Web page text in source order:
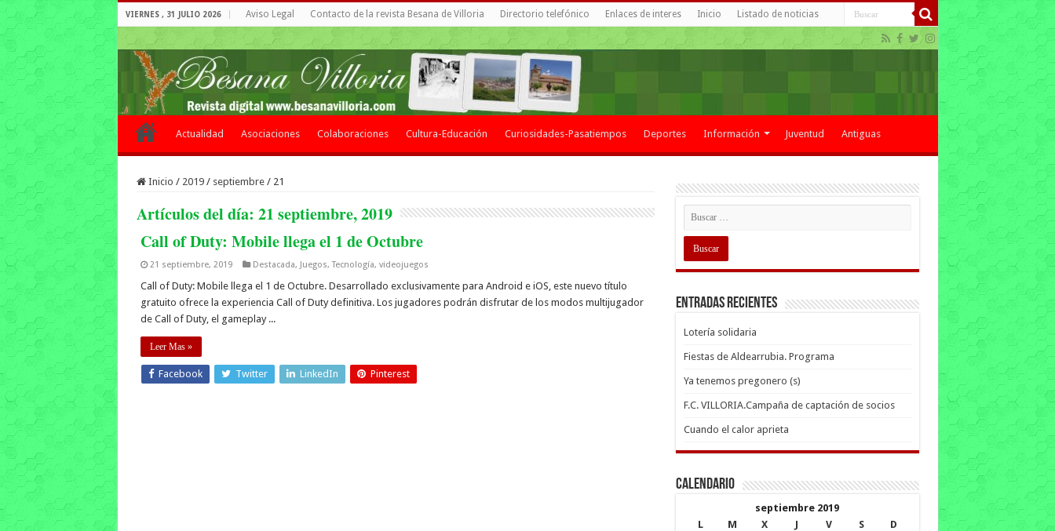
VIERNES , 31 JULIO 2026 Aviso Legal Contacto de la revista Besana de Villoria Directorio telefónico Enlaces de interes Inicio Listado de noticias
Actualidad Asociaciones Colaboraciones Cultura-Educación Curiosidades-Pasatiempos Deportes Información Juventud Antiguas
Inicio / 2019 / septiembre / 21
Artículos del día: 21 septiembre, 2019
Call of Duty: Mobile llega el 1 de Octubre
21 septiembre, 2019 Destacada, Juegos,Tecnología, videojuegos
Call of Duty: Mobile llega el 1 de Octubre. Desarrollado exclusivamente para Android e iOS, este nuevo título
gratuito ofrece la experiencia Call of Duty definitiva. Los jugadores podrán disfrutar de los modos multijugador
de Call of Duty, el gameplay ...
Leer Mas »
Facebook Twitter LinkedIn Pinterest
Entradas recientes
Lotería solidaria
Fiestas de Aldearrubia. Programa
Ya tenemos pregonero (s)
F.C. VILLORIA.Campaña de captación de socios
Cuando el calor aprieta
Calendario
septiembre 2019
L
M X J V S
D